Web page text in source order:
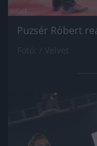
Puzsér Róbert